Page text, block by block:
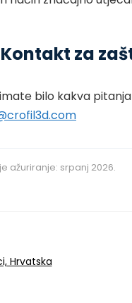
Kontakt za
bilo kakva
ažuriranje: srpanj 2026.
Hrvatska